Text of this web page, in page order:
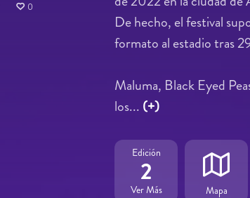
De hecho, el festival
formato al estadio tras
Maluma, Black Eyed
los... (+)
Edición
2
Ver Más Mapa
0